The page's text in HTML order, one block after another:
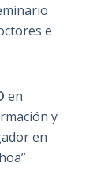
e
en
y
en